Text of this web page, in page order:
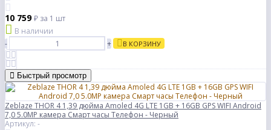
10 759₽ за 1 шт
В наличии
-
+ В КОРЗИНУ
Быстрый просмотр
Zeblaze THOR 4 1,39 дюйма Amoled 4G LTE 1GB + 16GB GPS WIFI Android
7,0 5.0MP камера Смарт часы Телефон - Черный
Артикул: -